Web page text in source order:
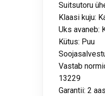
Suitsutoru
Klaasi kuju:
Uks avaneb:
Kütus: Puu
Vastab
13229
Garantii: 2